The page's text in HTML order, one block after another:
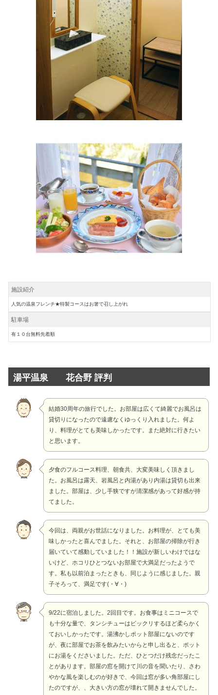
施設紹介
人気の温泉フレンチ★特製コースはお箸で召し上がれ
駐車場
有１０台無料先着順
湯平温泉 花合野 評判
結婚30周年の旅行でした。お部屋は広くて綺麗でお風呂は
貸切りになったので遠慮なくゆっくり入れました。何よ
り、料理がとても美味しかったです。また絶対に行きたい
と思います。
夕食のフルコース料理、朝食共、大変美味しく頂きまし
た。お風呂は露天、岩風呂と内湯があり内湯は貸切も出来
ました。部屋は、少し手狭ですが清潔感があって好感が持
てました。
今回は、両親がお世話になりました。お料理が、とても美
味しかったと喜んでました。それと、お部屋の掃除が行き
届いていて感動していました！！施設が新しいわけではな
いけど、ホコリひとつないお部屋で大満足だったようで
す。私も以前泊まったときも、同じように感じました。親
子そろって、満足です(・∀・)
9/22に宿泊しました。2回目です。お食事はミニコースで
も十分な量で、タンシチューはビックリするほど柔らかく
ておいしかったです。湯沸かしポット部屋にないのです
が、夜に部屋でお茶を飲みたいからと申し出ると、ポット
にお湯をくださいました。ただ、ひとつだけ残念だったこ
とがあります。部屋の窓を開けて川の音を聞いたり、さわ
やかな風を楽しむのが好きで、今回は窓が多い角部屋にし
たのですが、、大きい方の窓が壊れて開きませんでした。